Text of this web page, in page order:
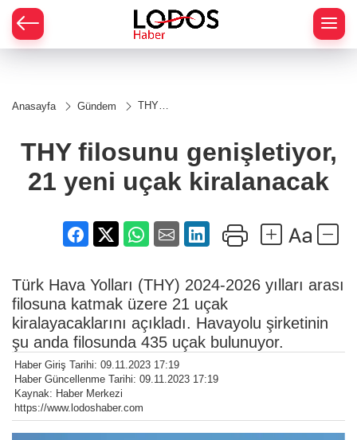
Anasayfa Gündem
THY
uçak
kiralanacak
THY filosunu genişletiyor,
21 yeni uçak kiralanacak
Türk Hava Yolları (THY) 2024-2026 yılları arası
filosuna katmak üzere 21 uçak
kiralayacaklarını açıkladı. Havayolu şirketinin
şu anda filosunda 435 uçak bulunuyor.
Haber Giriş Tarihi: 09.11.2023 17:19
Haber Güncellenme Tarihi: 09.11.2023 17:19
Kaynak: Haber Merkezi
https://www.lodoshaber.com